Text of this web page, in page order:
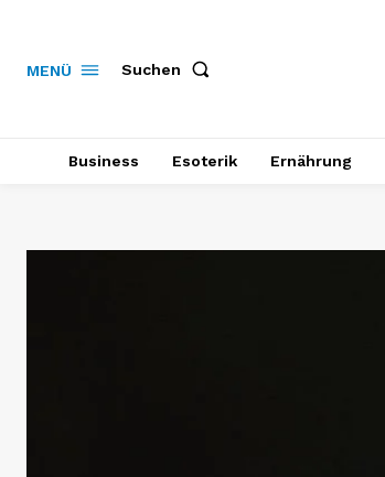
MENÜ Suchen
Business Esoterik Ernährung